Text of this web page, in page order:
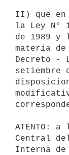
II) que en
la Ley N°
de 1989 y
materia
Decreto -
setiembre
ATENTO:
Central
Interna